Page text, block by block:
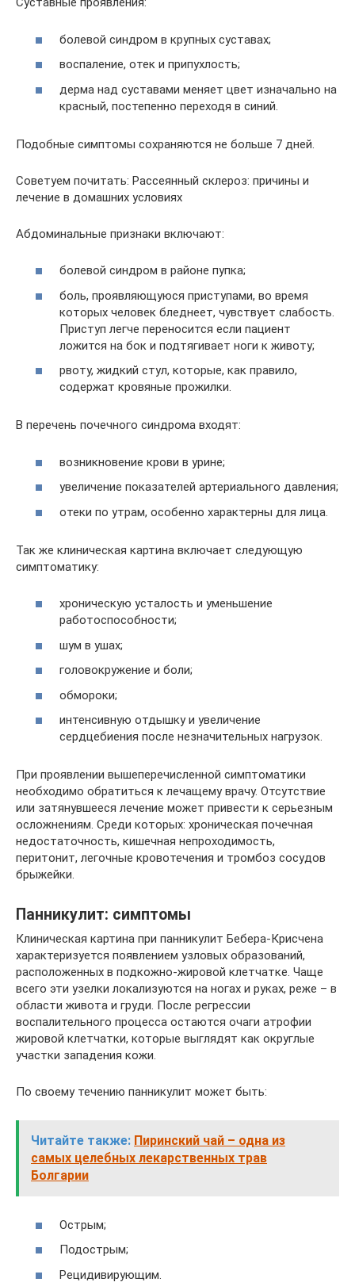
болевой синдром в крупных суставах;
воспаление, отек и припухлость;
дерма над суставами меняет цвет изначально на
красный, постепенно переходя в синий.
Подобные симптомы сохраняются не больше 7 дней.
Советуем почитать: Рассеянный склероз: причины и
лечение в домашних условиях
Абдоминальные признаки включают:
болевой синдром в районе пупка;
боль, проявляющуюся приступами, во время
которых человек бледнеет, чувствует слабость.
Приступ легче переносится если пациент
ложится на бок и подтягивает ноги к животу;
рвоту, жидкий стул, которые, как правило,
содержат кровяные прожилки.
В перечень почечного синдрома входят:
возникновение крови в урине;
увеличение показателей артериального давления;
отеки по утрам, особенно характерны для лица.
Так же клиническая картина включает следующую
симптоматику:
хроническую усталость и уменьшение
работоспособности;
шум в ушах;
головокружение и боли;
обмороки;
интенсивную отдышку и увеличение
сердцебиения после незначительных нагрузок.
При проявлении вышеперечисленной симптоматики
необходимо обратиться к лечащему врачу. Отсутствие
или затянувшееся лечение может привести к серьезным
осложнениям. Среди которых: хроническая почечная
недостаточность, кишечная непроходимость,
перитонит, легочные кровотечения и тромбоз сосудов
брыжейки.
Панникулит: симптомы
Клиническая картина при панникулит Бебера-Крисчена
характеризуется появлением узловых образований,
расположенных в подкожно-жировой клетчатке. Чаще
всего эти узелки локализуются на ногах и руках, реже – в
области живота и груди. После регрессии
воспалительного процесса остаются очаги атрофии
жировой клетчатки, которые выглядят как округлые
участки западения кожи.
По своему течению панникулит может быть:
Читайте также: Пиринский чай – одна из
самых целебных лекарственных трав
Болгарии
Острым;
Подострым;
Рецидивирующим.